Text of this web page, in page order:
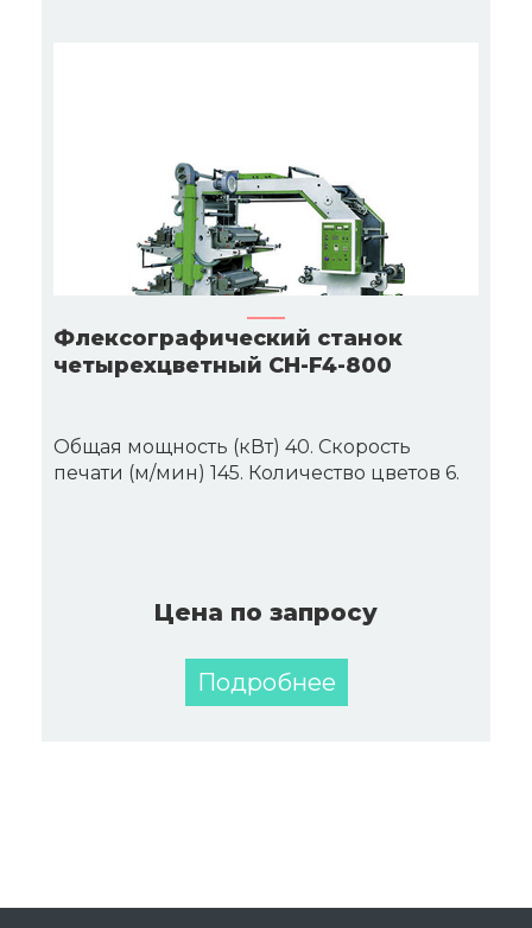
Флексографический станок
четырехцветный CH-F4-800
Общая мощность (кВт) 40. Скорость
печати (м/мин) 145. Количество цветов 6.
Цена по запросу
Подробнее